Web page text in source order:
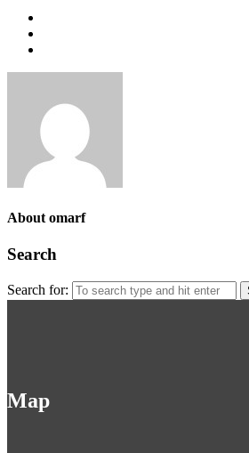
About omarf
Search
Search for:
Map